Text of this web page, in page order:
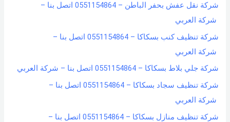
شركة نقل عفش بحفر الباطن – 0551154864 اتصل بنا –
شركة العربي
شركة تنظيف كنب بسكاكا – 0551154864 اتصل بنا –
شركة العربي
شركة جلي بلاط بسكاكا – 0551154864 اتصل بنا – شركة العربي
شركة تنظيف سجاد بسكاكا – 0551154864 اتصل بنا –
شركة العربي
شركة تنظيف منازل بسكاكا – 0551154864 اتصل بنا –